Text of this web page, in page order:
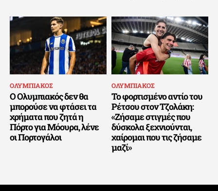
ΟΛΥΜΠΙΑΚΟΣ
Ο Ολυμπιακός δεν θα
μπορούσε να φτάσει τα
χρήματα που ζητά η
Πόρτο για Μόουρα, λένε
οι Πορτογάλοι
ΟΛΥΜΠΙΑΚΟΣ
Το φορτισμένο αντίο του
Ρέτσου στον Τζολάκη:
«Ζήσαμε στιγμές που
δύσκολα ξεχνιούνται,
χαίρομαι που τις ζήσαμε
μαζί»